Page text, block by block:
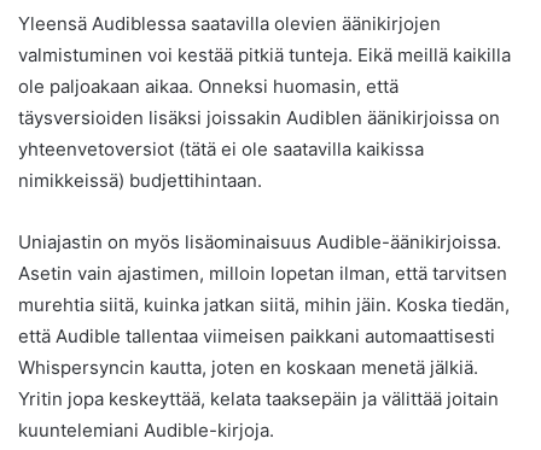
Yleensä Audiblessa saatavilla olevien äänikirjojen
valmistuminen voi kestää pitkiä tunteja. Eikä meillä kaikilla
ole paljoakaan aikaa. Onneksi huomasin, että
täysversioiden lisäksi joissakin Audiblen äänikirjoissa on
yhteenvetoversiot (tätä ei ole saatavilla kaikissa
nimikkeissä) budjettihintaan.
Uniajastin on myös lisäominaisuus Audible-äänikirjoissa.
Asetin vain ajastimen, milloin lopetan ilman, että tarvitsen
murehtia siitä, kuinka jatkan siitä, mihin jäin. Koska tiedän,
että Audible tallentaa viimeisen paikkani automaattisesti
Whispersyncin kautta, joten en koskaan menetä jälkiä.
Yritin jopa keskeyttää, kelata taaksepäin ja välittää joitain
kuuntelemiani Audible-kirjoja.